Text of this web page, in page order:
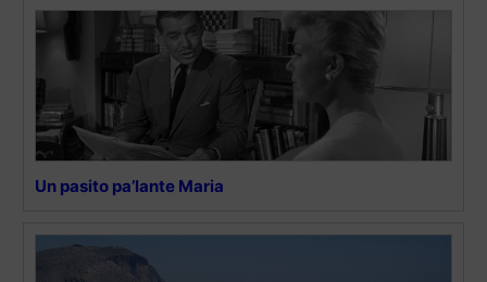
Un pasito pa’lante Maria